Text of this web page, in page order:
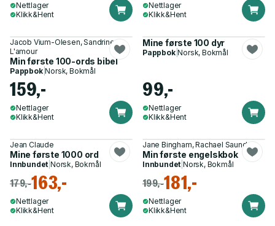
Nettlager
Klikk&Hent
Nettlager
Klikk&Hent
Jacob Vium-Olesen, Sandrine
L'amour
Min første 100-ords bibel
Pappbok|Norsk, Bokmål
159,-
Nettlager
Klikk&Hent
Mine første 100 dyr
Pappbok|Norsk, Bokmål
99,-
Nettlager
Klikk&Hent
Jean Claude
Mine første 1000 ord
Innbundet |Norsk, Bokmål
179,-163,-
Nettlager
Klikk&Hent
Jane Bingham, Rachael Saunders
Min første engelskbok
Innbundet |Norsk, Bokmål
199,-181,-
Nettlager
Klikk&Hent